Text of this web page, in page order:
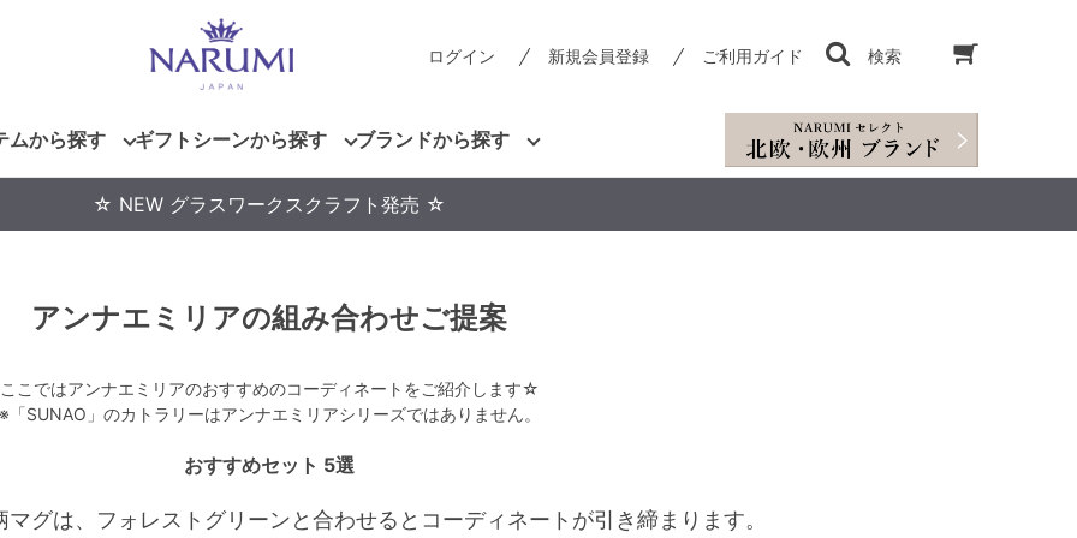
ログイン 新規会員登録 ご利用ガイド 検索
ムから探す ギフトシーンから探す ブランドから探す
☆ NEW グラスワークスクラフト発売 ☆
アンナエミリアの組み合わせご提案
ここではアンナエミリアのおすすめのコーディネートをご紹介します☆
「SUNAO」のカトラリーはアンナエミリアシリーズではありません。
おすすめセット 5選
グは、フォレストグリーンと合わせるとコーディネートが引き締まります。